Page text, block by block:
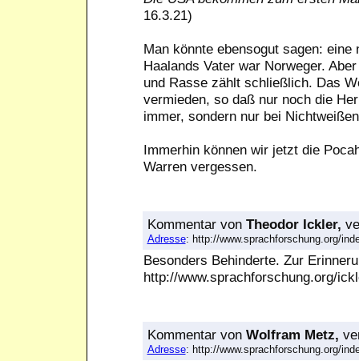
16.3.21)
Man könnte ebensogut sagen:
Haalands Vater war Norweger.
und Rasse zählt schließlich. Das
vermieden, so daß nur noch die
immer, sondern nur bei
Immerhin können wir jetzt die
Warren vergessen.
Kommentarvon Theodor Ickler,
Adresse: http://www.sprachforschung.org/
Besonders Behinderte. Zur
http://www.sprachforschung.org/
Kommentarvon Wolfram Metz,
Adresse: http://www.sprachforschung.org/